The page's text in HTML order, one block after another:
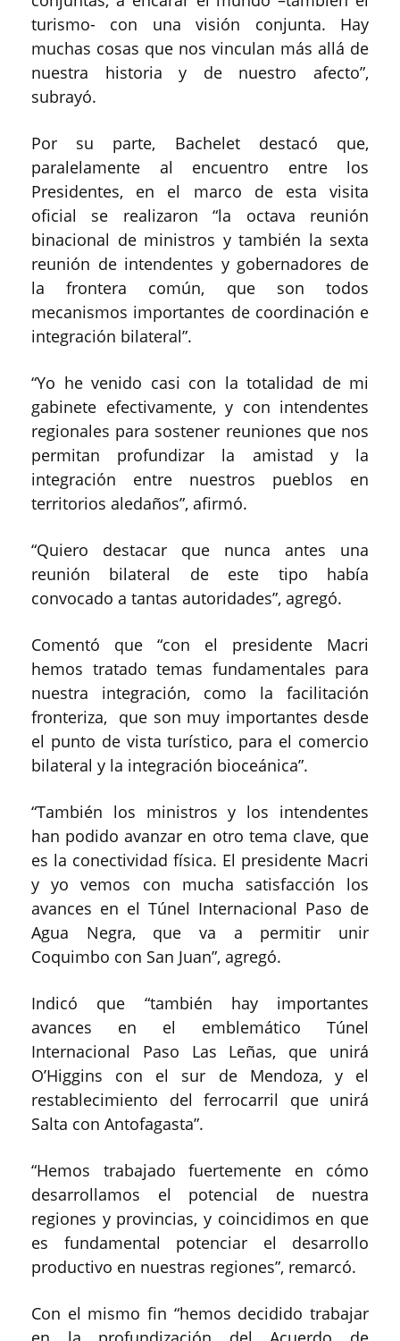
turismo- con una visión conjunta. Hay
muchas cosas que nos vinculan más allá de
nuestra historia y de nuestro afecto”,
subrayó.
Por su parte, Bachelet destacó que,
paralelamente al encuentro entre los
Presidentes, en el marco de esta visita
oficial se realizaron “la octava reunión
binacional de ministros y también la sexta
reunión de intendentes y gobernadores de
la frontera común, que son todos
mecanismos importantes de coordinación e
integración bilateral”.
“Yo he venido casi con la totalidad de mi
gabinete efectivamente, y con intendentes
regionales para sostener reuniones que nos
permitan profundizar la amistad y la
integración entre nuestros pueblos en
territorios aledaños”, afirmó.
“Quiero destacar que nunca antes una
reunión bilateral de este tipo había
convocado a tantas autoridades”, agregó.
Comentó que “con el presidente Macri
hemos tratado temas fundamentales para
nuestra integración, como la facilitación
fronteriza, que son muy importantes desde
el punto de vista turístico, para el comercio
bilateral y la integración bioceánica”.
“También los ministros y los intendentes
han podido avanzar en otro tema clave, que
es la conectividad física. El presidente Macri
y yo vemos con mucha satisfacción los
avances en el Túnel Internacional Paso de
Agua Negra, que va a permitir unir
Coquimbo con San Juan”, agregó.
Indicó que “también hay importantes
avances en el emblemático Túnel
Internacional Paso Las Leñas, que unirá
O’Higgins con el sur de Mendoza, y el
restablecimiento del ferrocarril que unirá
Salta con Antofagasta”.
“Hemos trabajado fuertemente en cómo
desarrollamos el potencial de nuestra
regiones y provincias, y coincidimos en que
es fundamental potenciar el desarrollo
productivo en nuestras regiones”, remarcó.
Con el mismo fin “hemos decidido trabajar